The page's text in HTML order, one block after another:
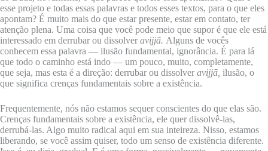
esse projeto e todas essas palavras e todos esses textos, para o que eles
apontam? É muito mais do que estar presente, estar em contato, ter
atenção plena. Uma coisa que você pode meio que supor é que ele está
interessado em derrubar ou dissolver avijjā. Alguns de vocês
conhecem essa palavra — ilusão fundamental, ignorância. É para lá
que todo o caminho está indo — um pouco, muito, completamente,
que seja, mas esta é a direção: derrubar ou dissolver avijjā, ilusão, o
que significa crenças fundamentais sobre a existência.
Frequentemente, nós não estamos sequer conscientes do que elas são.
Crenças fundamentais sobre a existência, ele quer dissolvê-las,
derrubá-las. Algo muito radical aqui em sua inteireza. Nisso, estamos
liberando, se você assim quiser, todo um senso de existência diferente.